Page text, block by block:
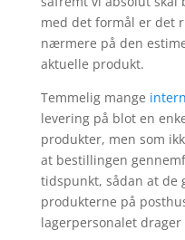
med det formål er det
nærmere på den
aktuelle produkt.
Temmelig mange
levering på blot en
produkter, men som
at bestillingen
tidspunkt, sådan at de
produkterne på
lagerpersonalet drager